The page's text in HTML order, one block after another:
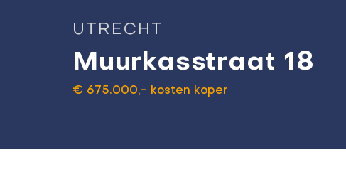
UTRECHT
Muurkasstraat 18
€ 675.000,- kosten koper